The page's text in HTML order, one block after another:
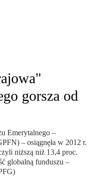
gorsza od
Emerytalnego –
– osiągnęła w 2012 r.
niższą niż 13,4 proc.
globalną funduszu –